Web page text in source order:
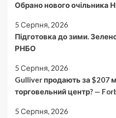
Обрано нового очільника
5 Серпня, 2026
Підготовка до зими.
РНБО
5 Серпня, 2026
Gulliver продають за $207
торговельний центр? —
5 Серпня, 2026